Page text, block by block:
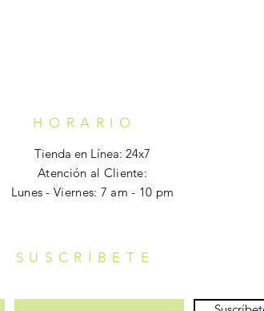
HORARIO
Tienda en Línea: 24x7
Atención al Cliente:
Lunes - Viernes: 7 am - 10 pm
SUSCRÍBETE